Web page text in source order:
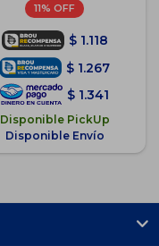
11
$ 1.118
$ 1.267
$ 1.341
Disponible PickUp
Disponible Envío